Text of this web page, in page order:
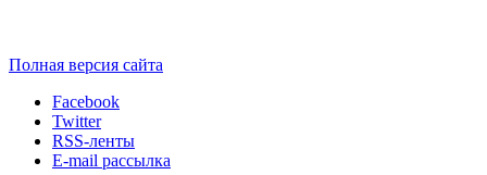
Полная версия сайта
Facebook
Twitter
RSS-ленты
E-mail рассылка